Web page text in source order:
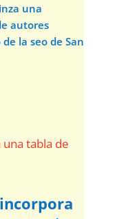
una
autores
la seo de San